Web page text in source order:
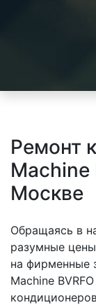
Ремонт
Machine
Москве
Обращаясь в
разумные
на фирменные
Machine